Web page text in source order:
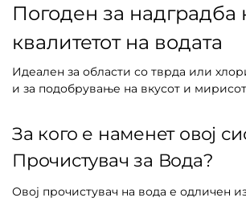
Погоден за надградба
квалитетот на водата
Идеален за области со тврда или
и за подобрување на вкусот и
За кого е наменет овој
Прочистувач за Вода?
Овој прочистувач на вода е одличен